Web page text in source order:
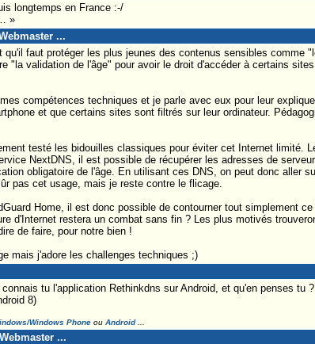
longtemps en France :-/
»
...
faut protéger les plus jeunes des contenus sensibles comme
"la validation de l'âge" pour avoir le droit d'accéder à certains
compétences techniques et je parle avec eux pour leur
et que certains sites sont filtrés sur leur ordinateur.
testé les bidouilles classiques pour éviter cet Internet limité.
NextDNS, il est possible de récupérer les adresses de
obligatoire de l'âge. En utilisant ces DNS, on peut donc aller
pas cet usage, mais je reste contre le flicage.
Home, il est donc possible de contourner tout simplement
d'Internet restera un combat sans fin ? Les plus motivés
de faire, pour notre bien !
mais j'adore les challenges techniques ;)
tu l'application Rethinkdns sur Android, et qu'en penses tu
8)
Windows Phoneou Android...
...